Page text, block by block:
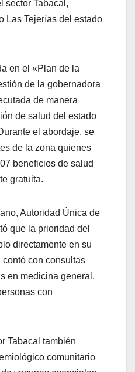
sector Tabacal,
Las Tejerías del estado
en el «Plan de la
de la gobernadora
de manera
de salud del estado
el abordaje, se
de la zona quienes
beneficios de salud
gratuita.
Autoridad Única de
que la prioridad del
directamente en su
con consultas
en medicina general,
con
Tabacal también
comunitario